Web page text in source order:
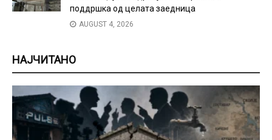
поддршка од целата заедница
AUGUST 4, 2026
НАЈЧИТАНО